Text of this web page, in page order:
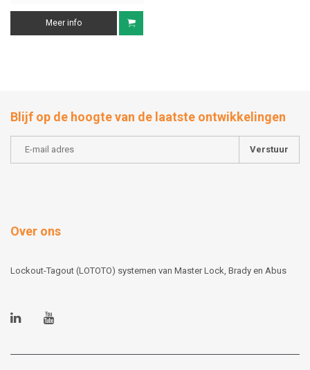
Meer info
Blijf op de hoogte van de laatste ontwikkelingen
Verstuur
Over ons
Lockout-Tagout (LOTOTO) systemen van Master Lock, Brady en Abus